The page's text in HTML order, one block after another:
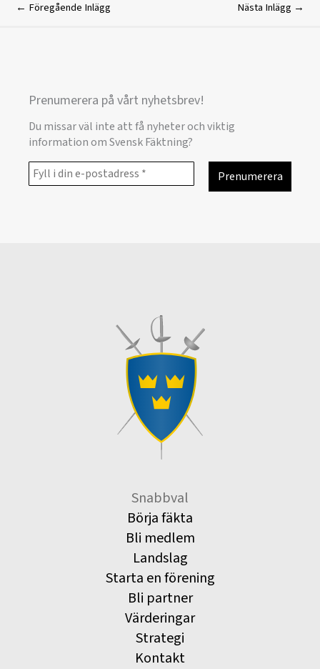
← Föregående Inlägg Nästa Inlägg →
Prenumerera på vårt nyhetsbrev!
Du missar väl inte att få nyheter och viktig
information om Svensk Fäktning?
Snabbval
Börja fäkta
Bli medlem
Landslag
Starta en förening
Bli partner
Värderingar
Strategi
Kontakt